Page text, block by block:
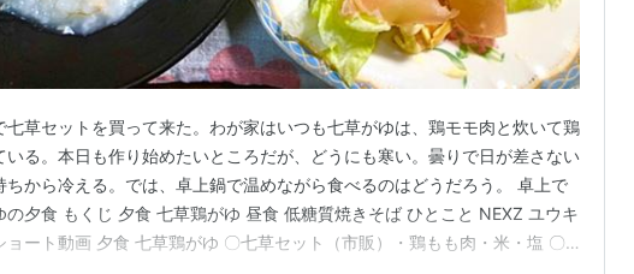
七草セットを買って来た。わが家はいつも七草がゆは、鶏モモ肉と炊いて鶏
いる。本日も作り始めたいところだが、どうにも寒い。曇りで日が差さない
ちから冷える。では、卓上鍋で温めながら食べるのはどうだろう。 卓上で
の夕食 もくじ 夕食 七草鶏がゆ 昼食 低糖質焼きそば ひとこと NEXZ ユウキ
ョート動画 夕食 七草鶏がゆ 〇七草セット（市販）・鶏もも肉・米・塩 〇